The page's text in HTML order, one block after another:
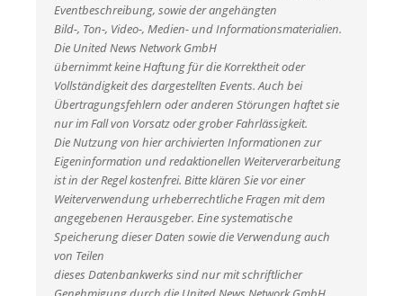
Eventbeschreibung, sowie der angehängten
Bild-, Ton-, Video-, Medien- und Informationsmaterialien.
Die United News Network GmbH
übernimmt keine Haftung für die Korrektheit oder
Vollständigkeit des dargestellten Events. Auch bei
Übertragungsfehlern oder anderen Störungen haftet sie
nur im Fall von Vorsatz oder grober Fahrlässigkeit.
Die Nutzung von hier archivierten Informationen zur
Eigeninformation und redaktionellen Weiterverarbeitung
ist in der Regel kostenfrei. Bitte klären Sie vor einer
Weiterverwendung urheberrechtliche Fragen mit dem
angegebenen Herausgeber. Eine systematische
Speicherung dieser Daten sowie die Verwendung auch
von Teilen
dieses Datenbankwerks sind nur mit schriftlicher